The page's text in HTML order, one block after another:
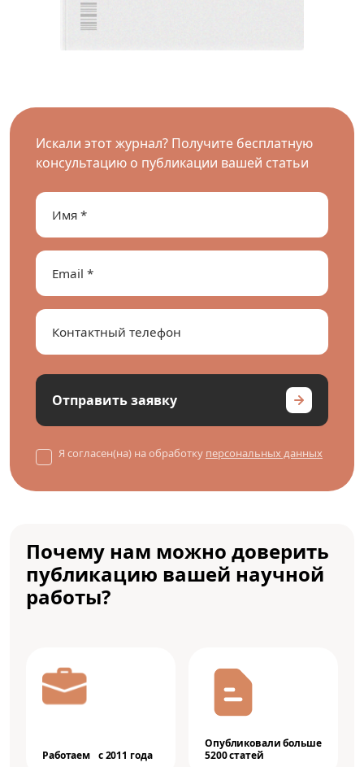
Искали этот журнал? Получите бесплатную
консультацию о публикации вашей статьи
Отправить заявку
Я согласен(на) на обработку персональных данных
Почему нам можно доверить
публикацию вашей научной
работы?
Работаем с 2011 года
Опубликовали больше
5200 статей